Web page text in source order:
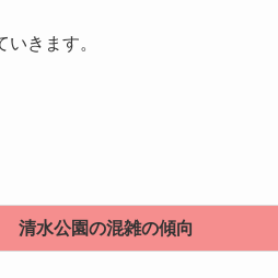
きます。
清水公園の混雑の傾向